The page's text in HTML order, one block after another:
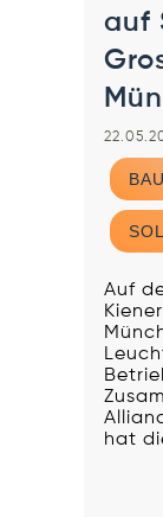
auf
BAU
Auf
hat